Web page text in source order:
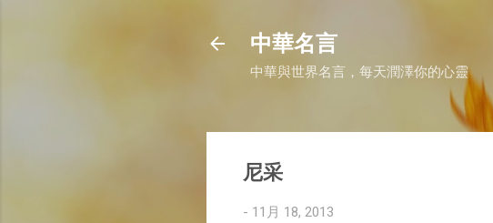
中華名言
中華與世界名言，每天潤澤你的心靈
尼采
- 11月 18, 2013